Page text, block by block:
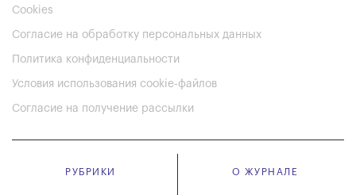
Cookies
Согласие на обработку персональных данных
Политика конфиденциальности
Условия использования cookie-файлов
Согласие на получение рассылки
РУБРИКИ О ЖУРНАЛЕ